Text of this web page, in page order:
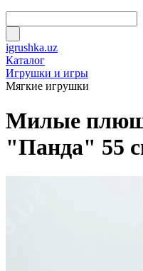
igrushka.uz
Каталог
Игрушки и игры
Мягкие игрушки
Милые
"Панда" 55